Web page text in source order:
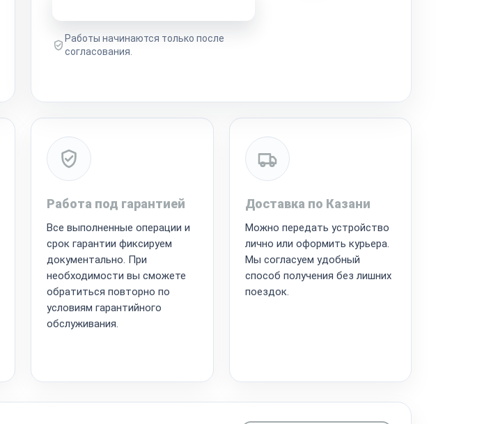
Работы начинаются только после
согласования.
Работа под гарантией
Все выполненные операции и
срок гарантии фиксируем
документально. При
необходимости вы сможете
обратиться повторно по
условиям гарантийного
обслуживания.
Доставка по Казани
Можно передать устройство
лично или оформить курьера.
Мы согласуем удобный
способ получения без лишних
поездок.